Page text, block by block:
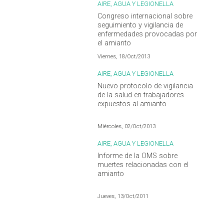
AIRE, AGUA Y LEGIONELLA
Congreso internacional sobre
seguimiento y vigilancia de
enfermedades provocadas por
el amianto
Viernes, 18/Oct/2013
AIRE, AGUA Y LEGIONELLA
Nuevo protocolo de vigilancia
de la salud en trabajadores
expuestos al amianto
Miércoles, 02/Oct/2013
AIRE, AGUA Y LEGIONELLA
Informe de la OMS sobre
muertes relacionadas con el
amianto
Jueves, 13/Oct/2011